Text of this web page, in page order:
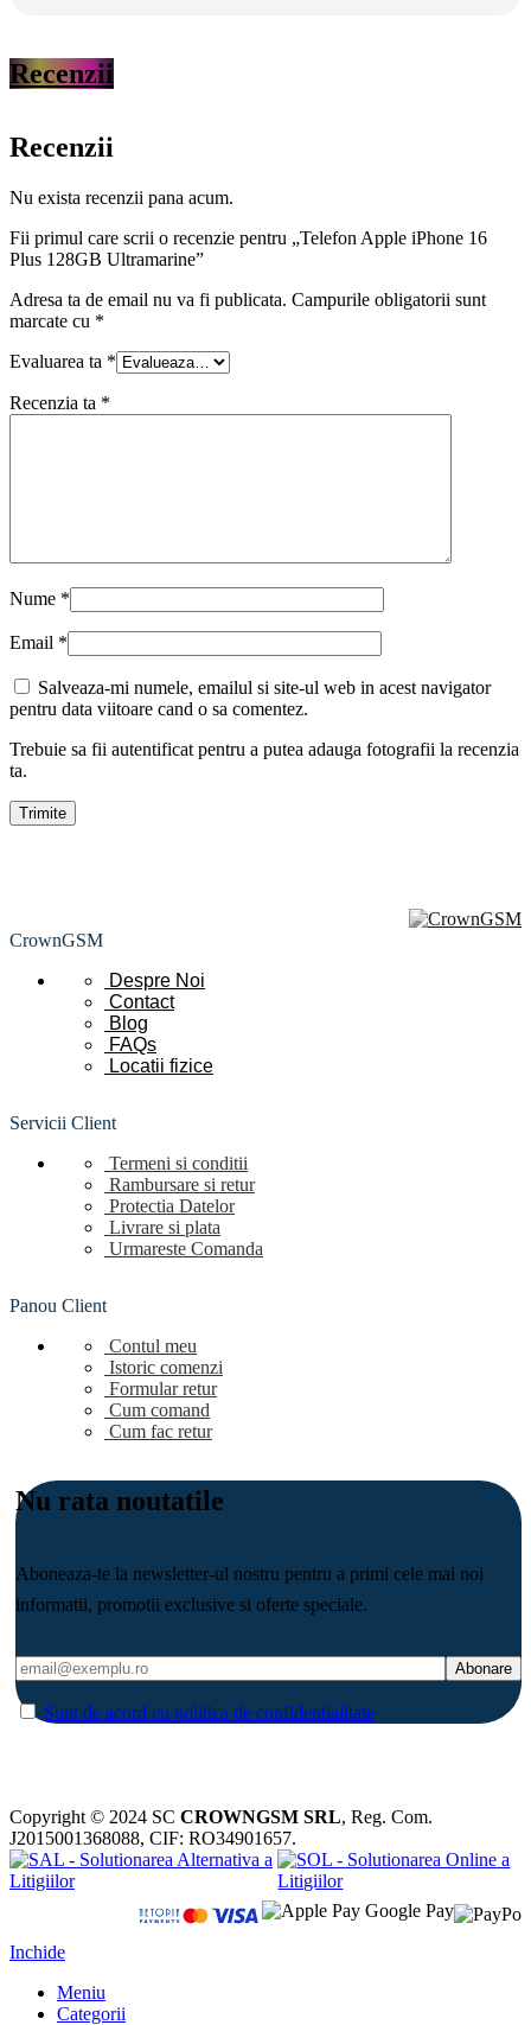
Recenzii
Recenzii
Nu exista recenzii pana acum.
Fii primul care scrii o recenzie pentru „Telefon Apple iPhone 16
Plus 128GB Ultramarine”
Adresa ta de email nu va fi publicata. Campurile obligatorii sunt
marcate cu *
Evaluarea ta *
Recenzia ta *
Nume *
Email *
Salveaza-mi numele, emailul si site-ul web in acest navigator
pentru data viitoare cand o sa comentez.
Trebuie sa fii autentificat pentru a putea adauga fotografii la recenzia
ta.
CrownGSM
Despre Noi
Contact
Blog
FAQs
Locatii fizice
Servicii Client
Termeni si conditii
Rambursare si retur
Protectia Datelor
Livrare si plata
Urmareste Comanda
Panou Client
Contul meu
Istoric comenzi
Formular retur
Cum comand
Cum fac retur
Nu rata noutatile
Aboneaza-te la newsletter-ul nostru pentru a primi cele mai noi
informatii, promotii exclusive si oferte speciale.
Sunt de acord cu politica de confidentialitate
Copyright © 2024 SC CROWNGSM SRL, Reg. Com.
J2015001368088, CIF: RO34901657.
Inchide
Meniu
Categorii